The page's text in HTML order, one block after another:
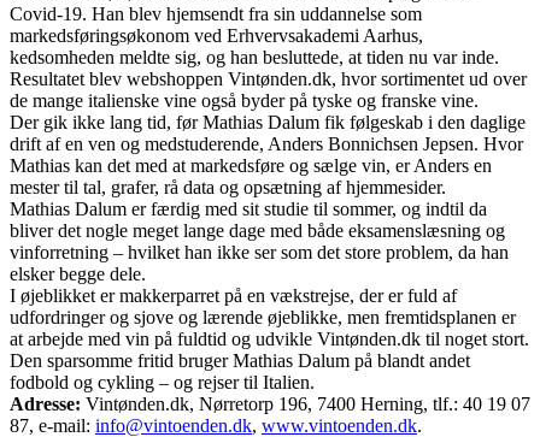
Covid-19. Han blev hjemsendt fra sin uddannelse som
markedsføringsøkonom ved Erhvervsakademi Aarhus,
kedsomheden meldte sig, og han besluttede, at tiden nu var inde.
Resultatet blev webshoppen Vintønden.dk, hvor sortimentet ud over
de mange italienske vine også byder på tyske og franske vine.
Der gik ikke lang tid, før Mathias Dalum fik følgeskab i den daglige
drift af en ven og medstuderende, Anders Bonnichsen Jepsen. Hvor
Mathias kan det med at markedsføre og sælge vin, er Anders en
mester til tal, grafer, rå data og opsætning af hjemmesider.
Mathias Dalum er færdig med sit studie til sommer, og indtil da
bliver det nogle meget lange dage med både eksamenslæsning og
vinforretning – hvilket han ikke ser som det store problem, da han
elsker begge dele.
I øjeblikket er makkerparret på en vækstrejse, der er fuld af
udfordringer og sjove og lærende øjeblikke, men fremtidsplanen er
at arbejde med vin på fuldtid og udvikle Vintønden.dk til noget stort.
Den sparsomme fritid bruger Mathias Dalum på blandt andet
fodbold og cykling – og rejser til Italien.
Adresse: Vintønden.dk, Nørretorp 196, 7400 Herning, tlf.: 40 19 07
87, e-mail: info@vintoenden.dk, www.vintoenden.dk.